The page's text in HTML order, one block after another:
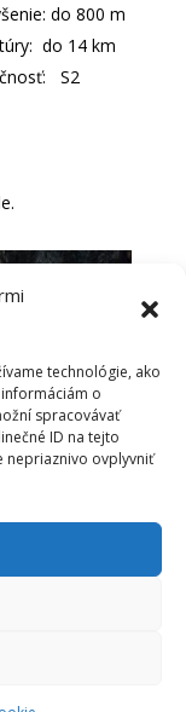
technológie, ako
o
spracovávať
ID na tejto
nepriaznivo ovplyvniť
do 800 m
do 14 km
S2